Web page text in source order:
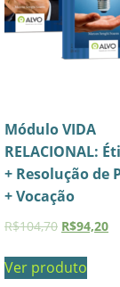
Módulo VIDA
RELACIONAL:
+ Resolução de
+ Vocação
R$104,70 R$94,20
Ver produto